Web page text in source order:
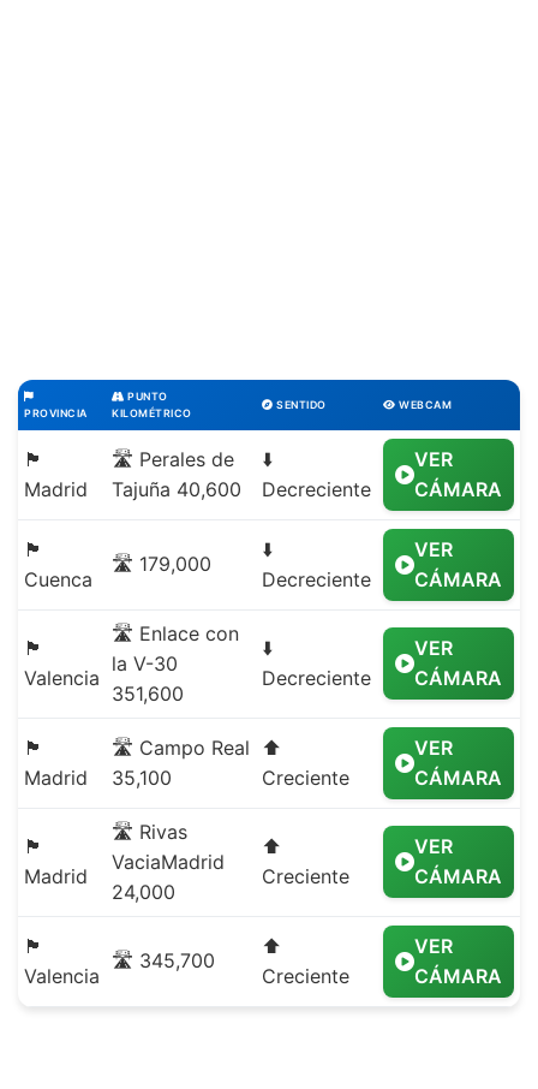
PROVINCIA
PUNTO
KILOMÉTRICO
SENTIDO WEBCAM
🏴
Madrid
🛣️ Perales de
Tajuña 40,600
⬇️
Decreciente
VER
CÁMARA
🏴
Cuenca
🛣️ 179,000
⬇️
Decreciente
VER
CÁMARA
🏴
Valencia
🛣️ Enlace con
la V-30
351,600
⬇️
Decreciente
VER
CÁMARA
🏴
Madrid
🛣️ Campo Real
35,100
⬆️
Creciente
VER
CÁMARA
🏴
Madrid
🛣️ Rivas
VaciaMadrid
24,000
⬆️
Creciente
VER
CÁMARA
🏴
Valencia
🛣️ 345,700
⬆️
Creciente
VER
CÁMARA